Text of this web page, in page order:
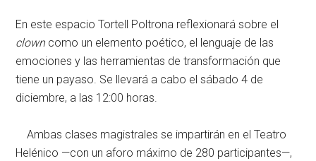
En este espacio Tortell Poltrona reflexionará sobre el
clown como un elemento poético, el lenguaje de las
emociones y las herramientas de transformación que
tiene un payaso. Se llevará a cabo el sábado 4 de
diciembre, a las 12:00 horas.
Ambas clases magistrales se impartirán en el Teatro
Helénico —con un aforo máximo de 280 participantes—,